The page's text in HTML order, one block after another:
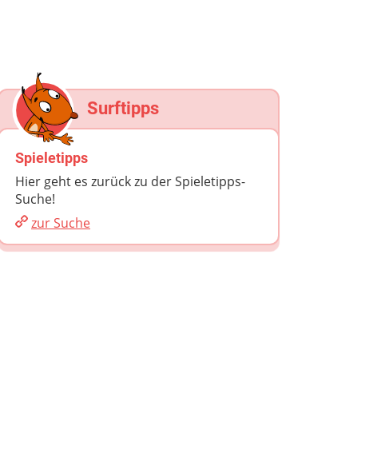
Surftipps
Spieletipps
Hier geht es zurück zu der Spieletipps-
Suche!
zur Suche